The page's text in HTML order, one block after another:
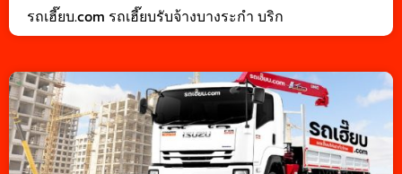
รถเฮี๊ยบ.com รถเฮี๊ยบรับจ้างบางระกำ บริก